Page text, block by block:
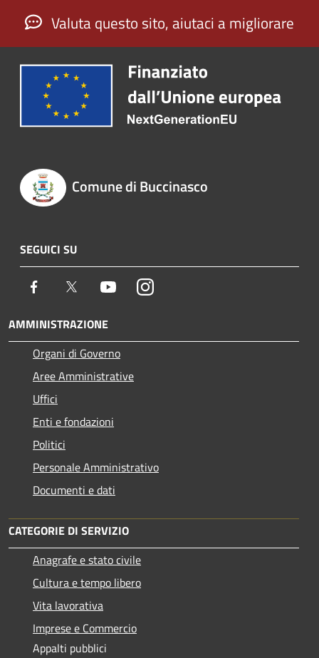
Valuta questo sito, aiutaci a migliorare
Comune di Buccinasco
SEGUICI SU
Facebook Twitter YoutubeInstagram
AMMINISTRAZIONE
Organi di Governo
Aree Amministrative
Uffici
Enti e fondazioni
Politici
Personale Amministrativo
Documenti e dati
CATEGORIE DI SERVIZIO
Anagrafe e stato civile
Cultura e tempo libero
Vita lavorativa
Imprese e Commercio
Appalti pubblici